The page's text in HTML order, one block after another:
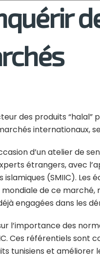
des produits “halal”
internationaux,
d’un atelier de
étrangers, avec
(SMIIC). Les
de ce marché,
engagées dans les
l’importance des
Ces référentiels sont
tunisiens et améliorer